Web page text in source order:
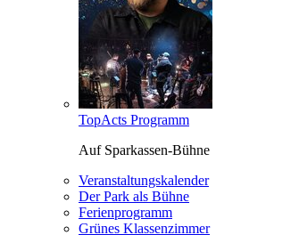
TopActs Programm
Auf Sparkassen-Bühne
Veranstaltungskalender
Der Park als Bühne
Ferienprogramm
Grünes Klassenzimmer